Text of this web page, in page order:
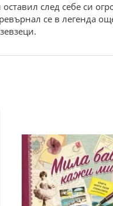
след себе си
се в легенда